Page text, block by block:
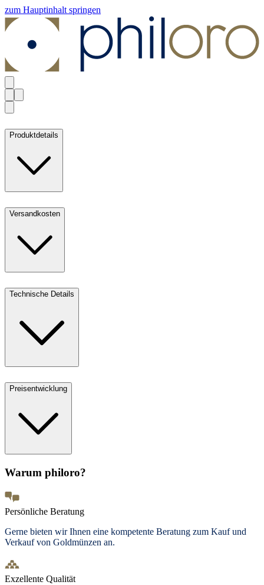
zum Hauptinhalt springen
Produktdetails
Versandkosten
Technische Details
Preisentwicklung
Warum philoro?
Persönliche Beratung
Gerne bieten wir Ihnen eine kompetente Beratung zum Kauf und
Verkauf von Goldmünzen an.
Exzellente Qualität